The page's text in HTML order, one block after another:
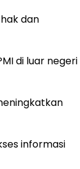
dan
di luar negeri
informasi